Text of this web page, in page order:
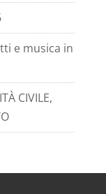
e musica in
CIVILE,